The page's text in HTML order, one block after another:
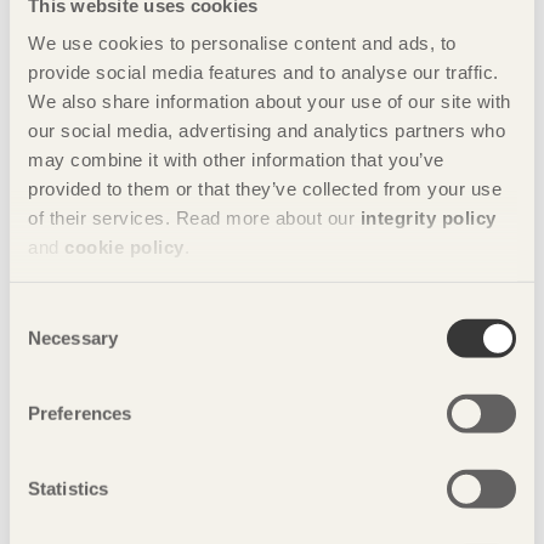
This website uses cookies
We use cookies to personalise content and ads, to
provide social media features and to analyse our traffic.
We also share information about your use of our site with
our social media, advertising and analytics partners who
may combine it with other information that you’ve
provided to them or that they’ve collected from your use
of their services. Read more about our integrity policy
and cookie policy
Selection
Necessary
Preferences
Statistics
hållbara städer hållbarhet inredning
interiör möbeldesign
stockholm furniture fair
Stockholm Furniture & Light Fair
träbyggande
välbefinnande
Displayer i svensk furu